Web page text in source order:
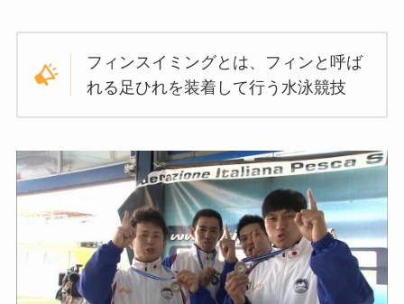
フィンスイミングとは、フィンと呼ば
れる足ひれを装着して行う水泳競技